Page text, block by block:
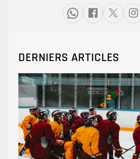
DERNIERS ARTICLES